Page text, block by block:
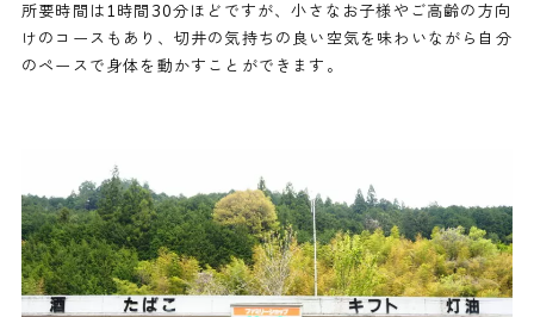
所要時間は1時間30分ほどですが、小さなお子様やご高齢の方向
けのコースもあり、切井の気持ちの良い空気を味わいながら自分
のペースで身体を動かすことができます。